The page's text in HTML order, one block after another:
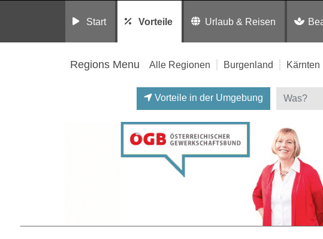
Start Vorteile Urlaub & Reisen
Regions Menu Alle Regionen Burgenland Kärnten
Vorteile in der Umgebung